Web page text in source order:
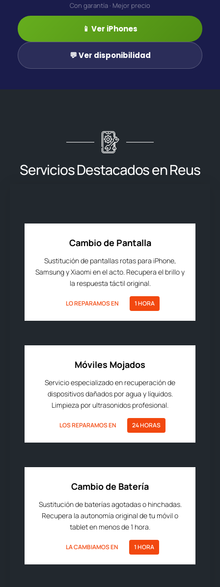
Con garantía · Mejor precio
📱 Ver iPhones
💬 Ver disponibilidad
Servicios Destacados en Reus
Cambio de Pantalla
Sustitución de pantallas rotas para iPhone,
Samsung y Xiaomi en el acto. Recupera el brillo y
la respuesta táctil original.
LO REPARAMOS EN 1 HORA
Móviles Mojados
Servicio especializado en recuperación de
dispositivos dañados por agua y líquidos.
Limpieza por ultrasonidos profesional.
LOS REPARAMOS EN 24 HORAS
Cambio de Batería
Sustitución de baterías agotadas o hinchadas.
Recupera la autonomía original de tu móvil o
tablet en menos de 1 hora.
LA CAMBIAMOS EN 1 HORA